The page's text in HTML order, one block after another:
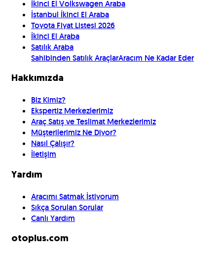
İkinci El Volkswagen Araba
İstanbul İkinci El Araba
Toyota Fiyat Listesi 2026
İkinci El Araba
Satılık Araba
Sahibinden Satılık AraçlarAracım Ne Kadar Eder
Hakkımızda
Biz Kimiz?
Ekspertiz Merkezlerimiz
Araç Satış ve Teslimat Merkezlerimiz
Müşterilerimiz Ne Diyor?
Nasıl Çalışır?
İletişim
Yardım
Aracımı Satmak İstiyorum
Sıkça Sorulan Sorular
Canlı Yardım
otoplus.com